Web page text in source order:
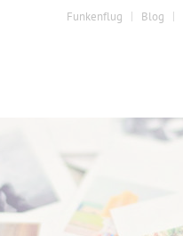
Funkenflug Blog